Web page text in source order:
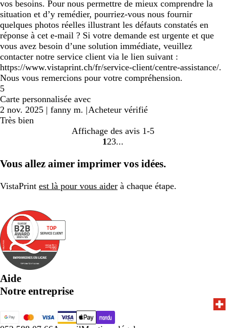
vos besoins. Pour nous permettre de mieux comprendre la
situation et d’y remédier, pourriez-vous nous fournir
quelques photos réelles illustrant les défauts constatés en
réponse à cet e-mail ? Si votre demande est urgente et que
vous avez besoin d’une solution immédiate, veuillez
contacter notre service client via le lien suivant :
https://www.vistaprint.ch/fr/service-client/centre-assistance/.
Nous vous remercions pour votre compréhension.
5
Carte personnalisée avec
2 nov. 2025 | fanny m. |Acheteur vérifié
Très bien
Affichage des avis 1-5
Accéder
la
1 Accéder
la
2 Accéder
la
3
Vous allez aimer imprimer vos idées.
VistaPrint est là pour vous aider à chaque étape.
Aide
Notre entreprise